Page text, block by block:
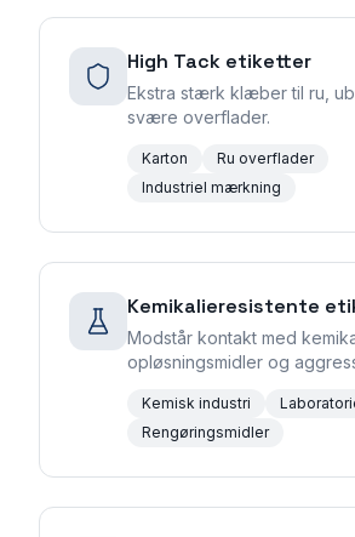
High Tack etiketter
Ekstra stærk klæber til ru,
svære overflader.
Karton
Ru overflader
Industriel mærkning
Kemikalieresistente
Modstår kontakt med
opløsningsmidler og
Kemisk industri
Rengøringsmidler